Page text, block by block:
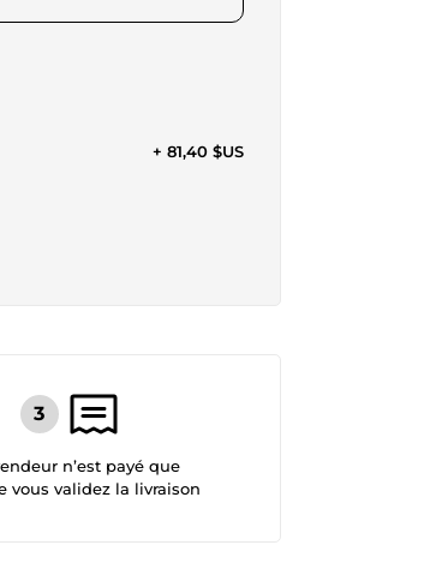
+ 81,40 $US
n’est payé que
vous validez la livraison